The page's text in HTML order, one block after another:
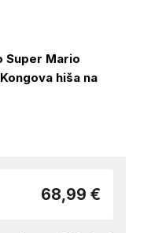
Super Mario
hiša na
68,99 €